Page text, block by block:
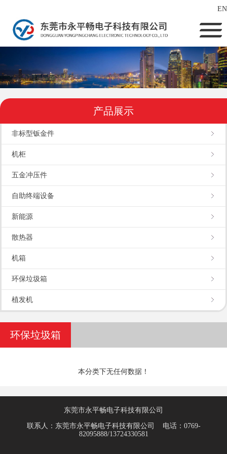
EN
产品展示
非标型钣金件
机柜
五金冲压件
自助终端设备
新能源
散热器
机箱
环保垃圾箱
植发机
环保垃圾箱
本分类下无任何数据！
东莞市永平畅电子科技有限公司
联系人：东莞市永平畅电子科技有限公司 电话：0769-
82095888/13724330581